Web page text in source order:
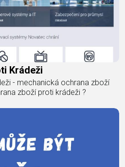
Krádeži
- mechanická ochrana zboží
zboží proti krádeži ?